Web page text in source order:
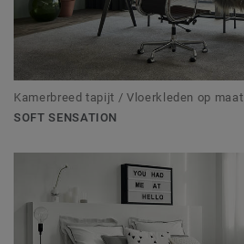
Kamerbreed tapijt / Vloerkleden op maat
SOFT SENSATION